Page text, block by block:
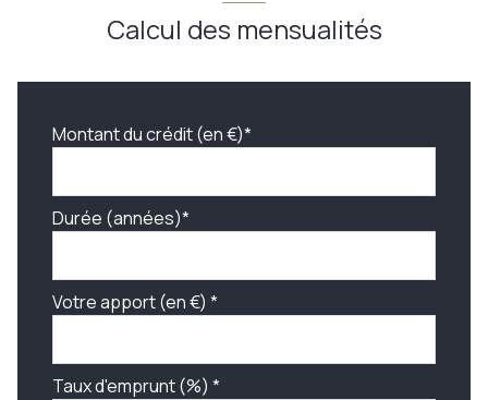
Calcul des mensualités
Montant du crédit (en €)*
Durée (années)*
Votre apport (en €) *
Taux d'emprunt (%) *